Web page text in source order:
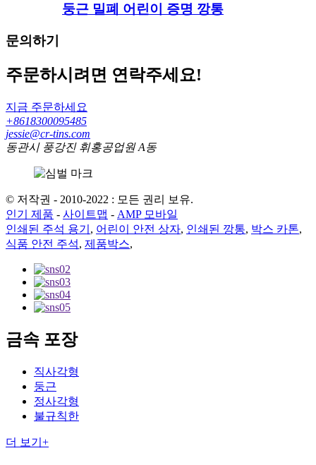
둥근 밀폐 어린이 증명 깡통
문의하기
주문하시려면 연락주세요!
지금 주문하세요
+8618300095485
jessie@cr-tins.com
동관시 풍강진 휘홍공업원 A동
© 저작권 - 2010-2022 : 모든 권리 보유.
인기 제품 - 사이트맵 - AMP 모바일
인쇄된 주석 용기 , 어린이 안전 상자, 인쇄된 깡통, 박스 카톤,
식품 안전 주석, 제품박스,
금속 포장
직사각형
둥근
정사각형
불규칙한
더 보기+